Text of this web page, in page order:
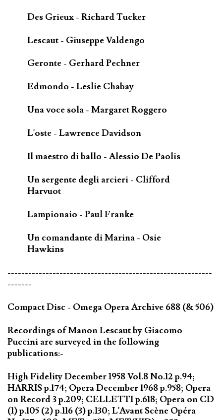
Des Grieux - Richard Tucker
Lescaut - Giuseppe Valdengo
Geronte - Gerhard Pechner
Edmondo - Leslie Chabay
Una voce sola - Margaret Roggero
L'oste - Lawrence Davidson
Il maestro di ballo - Alessio De Paolis
Un sergente degli arcieri - Clifford
Harvuot
Lampionaio - Paul Franke
Un comandante di Marina - Osie
Hawkins
-----------------------------------------------------------
-------
Compact Disc - Omega Opera Archive 688 (& 506)
Recordings of Manon Lescaut by Giacomo
Puccini are surveyed in the following
publications:-
High Fidelity December 1958 Vol.8 No.12 p.94;
HARRIS p.174; Opera December 1968 p.958; Opera
on Record 3 p.209; CELLETTI p.618; Opera on CD
(1) p.105 (2) p.116 (3) p.130; L'Avant Scène Opéra